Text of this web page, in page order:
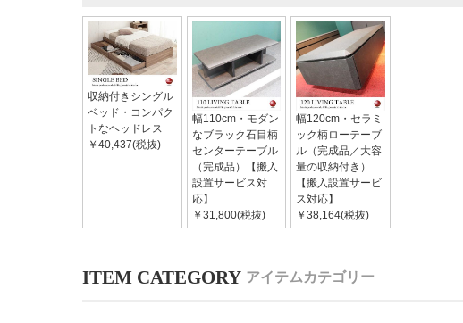
収納付きシングル
ベッド・コンパク
トなヘッドレス
￥40,437(税抜)
幅110cm・モダン
なブラック石目柄
センターテーブル
（完成品）【搬入
設置サービス対
応】
￥31,800(税抜)
幅120cm・セラミ
ック柄ローテーブ
ル（完成品／大容
量の収納付き）
【搬入設置サービ
ス対応】
￥38,164(税抜)
アイテムカテゴリー